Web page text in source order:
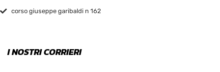
corso giuseppe garibaldi n 162
I NOSTRI CORRIERI